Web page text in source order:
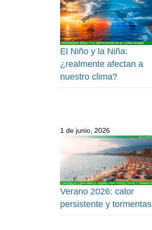
El Niño y la Niña:
¿realmente afectan a
nuestro clima?
1 de junio, 2026
Verano 2026: calor
persistente y tormentas